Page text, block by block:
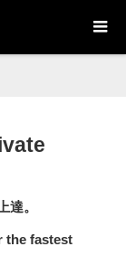
達。
the fastest